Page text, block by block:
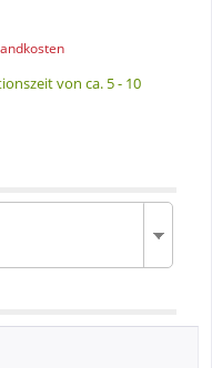
von ca. 5 - 10